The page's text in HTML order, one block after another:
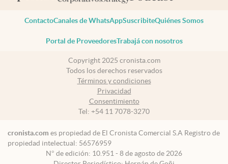
ContactoCanales de WhatsAppSuscribiteQuiénes Somos
Portal de ProveedoresTrabajá con nosotros
Copyright 2025 cronista.com
Todos los derechos reservados
Términos y condiciones
Privacidad
Consentimiento
Tel: +54 11 7078-3270
cronista.com es propiedad de El Cronista Comercial S.A Registro de
propiedad intelectual: 56576959
N° de edición: 10.951 - 8 de agosto de 2026